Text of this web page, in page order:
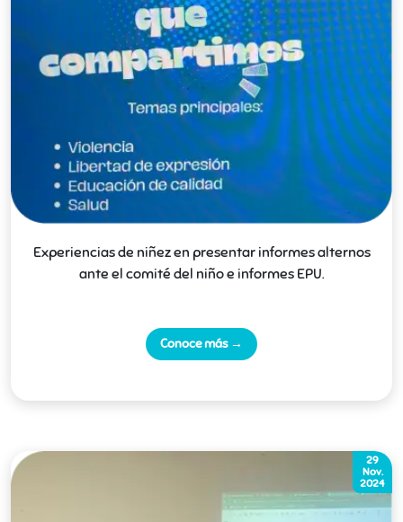
Experiencias de niñez en presentar informes alternos
ante el comité del niño e informes EPU.
Conoce más →
29
Nov.
2024